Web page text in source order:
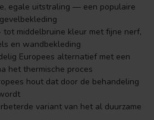
egale uitstraling — een populaire
tot middelbruine kleur met fijne nerf,
en wandbekleding
Europees alternatief met een
het thermische proces
hout dat door de behandeling
variant van het al duurzame